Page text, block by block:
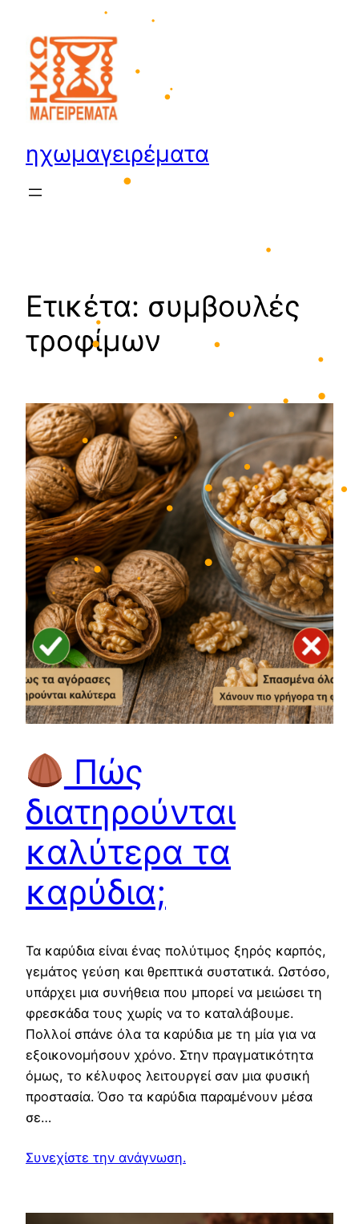
•
•
•
•
•
•
•
•
•
•
•
•
•
•
•
•
•
•
•
•
περιεχόμενο
ηχωμαγειρέματα
Ετικέτα: συμβουλές
τροφίμων
Πώς
διατηρούνται
καλύτερα τα
καρύδια;
Τα καρύδια είναι ένας πολύτιμος ξηρός καρπός,
γεμάτος γεύση και θρεπτικά συστατικά. Ωστόσο,
υπάρχει μια συνήθεια που μπορεί να μειώσει τη
φρεσκάδα τους χωρίς να το καταλάβουμε.
Πολλοί σπάνε όλα τα καρύδια με τη μία για να
εξοικονομήσουν χρόνο. Στην πραγματικότητα
όμως, το κέλυφος λειτουργεί σαν μια φυσική
προστασία. Όσο τα καρύδια παραμένουν μέσα
σε…
Συνεχίστε την ανάγνωση.